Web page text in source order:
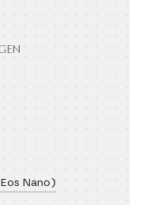
Nano)